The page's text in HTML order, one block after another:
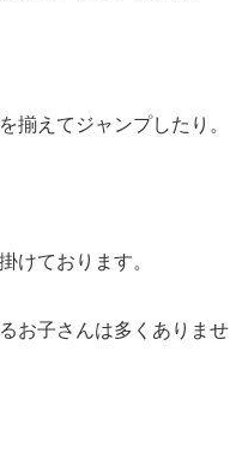
揃えてジャンプしたり。
けております。
お子さんは多くありませ